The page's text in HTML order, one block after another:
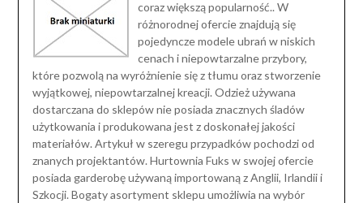
coraz większą popularność.. W
różnorodnej ofercie znajdują się
pojedyncze modele ubrań w niskich
cenach i niepowtarzalne przybory,
które pozwolą na wyróżnienie się z tłumu oraz stworzenie
wyjątkowej, niepowtarzalnej kreacji. Odzież używana
dostarczana do sklepów nie posiada znacznych śladów
użytkowania i produkowana jest z doskonałej jakości
materiałów. Artykuł w szeregu przypadków pochodzi od
znanych projektantów. Hurtownia Fuks w swojej ofercie
posiada garderobę używaną importowaną z Anglii, Irlandii i
Szkocji. Bogaty asortyment sklepu umożliwia na wybór